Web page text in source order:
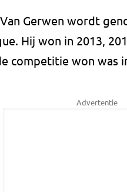
Gerwen wordt
Hij won in 2013,
competitie won was
Advertentie